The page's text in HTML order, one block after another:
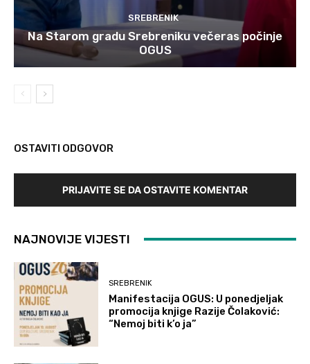
SREBRENIK
Na Starom gradu Srebreniku večeras počinje
OGUS
OSTAVITI ODGOVOR
PRIJAVITE SE DA OSTAVITE KOMENTAR
NAJNOVIJE VIJESTI
SREBRENIK
Manifestacija OGUS: U ponedjeljak
promocija knjige Razije Čolaković:
“Nemoj biti k’o ja”